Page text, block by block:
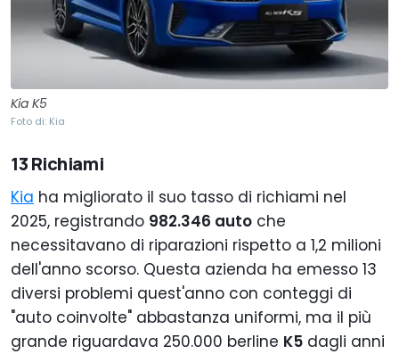
Kia K5
Foto di: Kia
13 Richiami
Kia ha migliorato il suo tasso di richiami nel
2025, registrando 982.346 auto che
necessitavano di riparazioni rispetto a 1,2 milioni
dell'anno scorso. Questa azienda ha emesso 13
diversi problemi quest'anno con conteggi di
"auto coinvolte" abbastanza uniformi, ma il più
grande riguardava 250.000 berline K5 dagli anni